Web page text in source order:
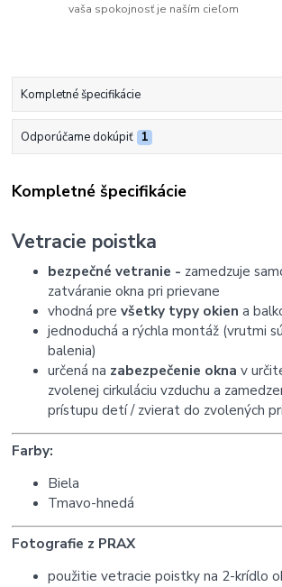
vaša spokojnosť je naším cieľom
Kompletné špecifikácie
Odporúčame dokúpiť 1
Kompletné špecifikácie
Vetracie poistka
bezpečné vetranie - zamedzuje
zatváranie okna pri prievane
vhodná prevšetky typy okien a
jednoduchá a rýchla montáž (vrutmi
balenia)
určená na zabezpečenie okna v
zvolenej cirkuláciu vzduchu a
prístupu detí / zvierat do zvolených
Farby:
Biela
Tmavo-hnedá
Fotografie z PRAX
použitie vetracie poistky na 2-krídlo